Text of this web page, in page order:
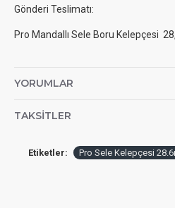
Gönderi Teslimatı:
Pro Mandallı Sele Boru Kelepçesi
YORUMLAR
TAKSITLER
Etiketler: Pro Sele Kelepçesi